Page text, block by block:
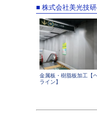
■ 株式会社美光技
金属板・樹脂板加工【
ライン】